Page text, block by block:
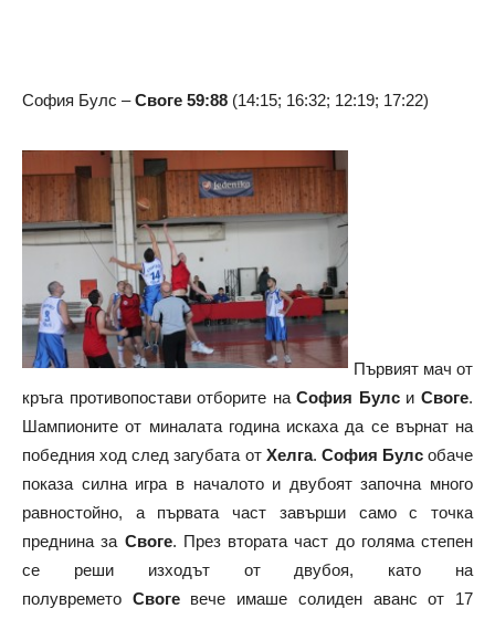
София Булс –Своге 59:88 (14:15; 16:32; 12:19; 17:22)
Първият мач от
кръга противопостави отборите наСофия БулсиСвоге.
Шампионите от миналата година искаха да се върнат на
победния ход след загубата от Хелга. София Булсобаче
показа силна игра в началото и двубоят започна много
равностойно, а първата част завърши само с точка
преднина за Своге. През втората част до голяма степен
се реши изходът от двубоя, като на
полувремето Свогевече имаше солиден аванс от 17